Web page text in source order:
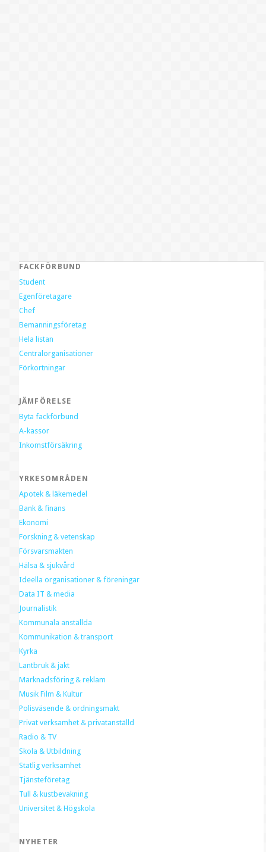
FACKFÖRBUND
Student
Egenföretagare
Chef
Bemanningsföretag
Hela listan
Centralorganisationer
Förkortningar
JÄMFÖRELSE
Byta fackförbund
A-kassor
Inkomstförsäkring
YRKESOMRÅDEN
Apotek & läkemedel
Bank & finans
Ekonomi
Forskning & vetenskap
Försvarsmakten
Hälsa & sjukvård
Ideella organisationer & föreningar
Data IT & media
Journalistik
Kommunala anställda
Kommunikation & transport
Kyrka
Lantbruk & jakt
Marknadsföring & reklam
Musik Film & Kultur
Polisväsende & ordningsmakt
Privat verksamhet & privatanställd
Radio & TV
Skola & Utbildning
Statlig verksamhet
Tjänsteföretag
Tull & kustbevakning
Universitet & Högskola
NYHETER